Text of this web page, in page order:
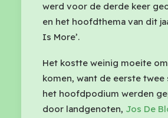
werd voor de derde keer
en het hoofdthema van dit
Is More’.
Het kostte weinig moeite
komen, want de eerste twee
het hoofdpodium werden
door landgenoten, Jos De